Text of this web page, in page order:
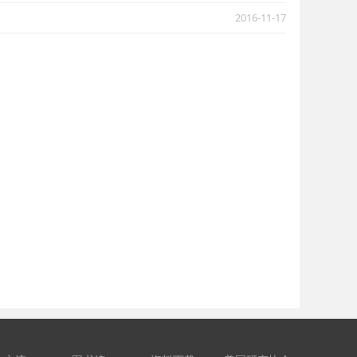
2016-11-17